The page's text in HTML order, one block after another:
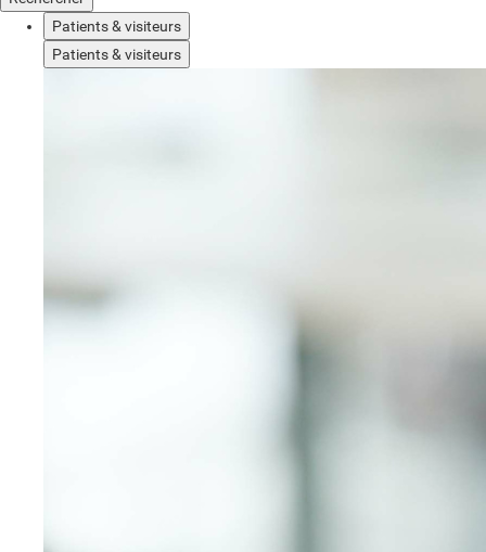
Patients & visiteurs
Patients & visiteurs